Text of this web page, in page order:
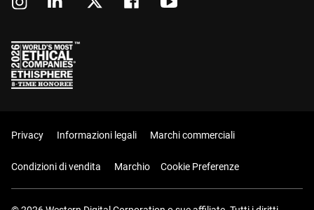
Privacy Informazioni legali Marchi commerciali
Condizioni di vendita Marchio Cookie Preferenze